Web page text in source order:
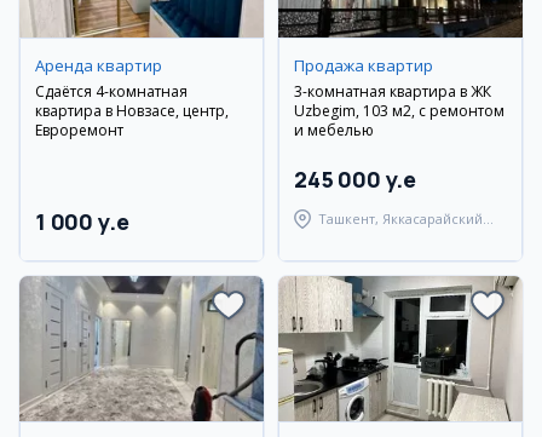
Аренда квартир
Сдаётся 4-комнатная
квартира в Новзасе, центр,
Евроремонт
1 000 y.e
Продажа квартир
3-комнатная квартира в ЖК
Uzbegim, 103 м2, с ремонтом
и мебелью
245 000 y.e
Ташкент, Яккасарайский